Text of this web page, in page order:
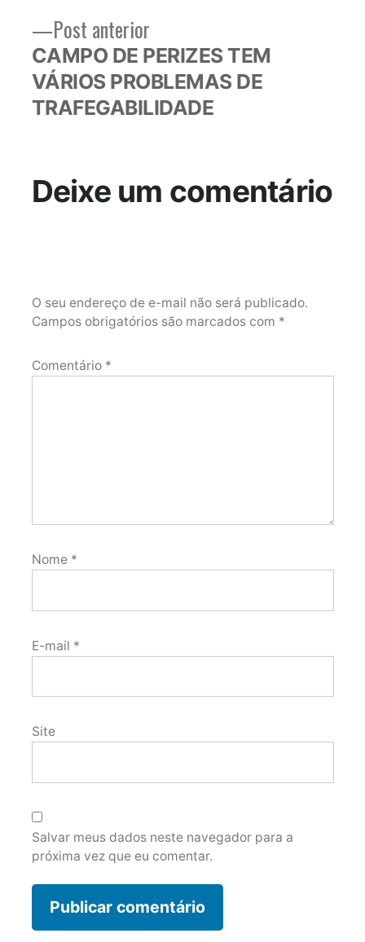
Post anteriorPost
anterior:
CAMPO DE PERIZES TEM
VÁRIOS PROBLEMAS DE
TRAFEGABILIDADE
Deixe um comentário
O seu endereço de e-mail não será publicado.
Campos obrigatórios são marcados com *
Comentário *
Nome *
E-mail *
Site
Salvar meus dados neste navegador para a
próxima vez que eu comentar.